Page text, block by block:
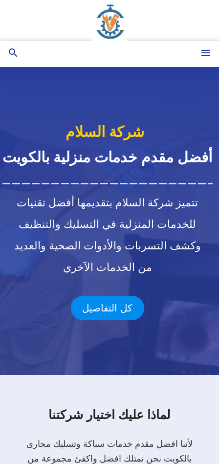
المحتوى
شركة السلام
أفضل مقدم خدمات منزلية بالكويت
تتميز شركة السلام بتقديمها أفضل تقنيات
للخدمات المنزلية في التسليك والتنظيف
وكشف التسربات والأدوات الصحية والعديد
من الخدمات الآخري
كل التفاصيل
لماذا عليك اختيار شركتنا
لأننا افضل مقدم خدمات سباكة وتسليك مجارى
بالكويت نحن نمتلك افضل واكفئ مجموعة من